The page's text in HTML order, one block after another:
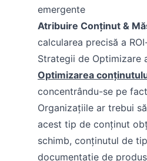
emergente
Atribuire Conținut &
calcularea precisă a
Strategii de Optimizare
Optimizarea
concentrându-se pe
Organizațiile ar trebui
acest tip de conținut
schimb, conținutul de
documentație de